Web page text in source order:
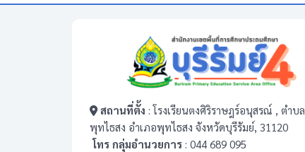
สถานที่ตั้ง : โรงเรียนตงศิริราษฎร์อนุสรณ์ , ตำบล
พุทไธสง อำเภอพุทไธสง จังหวัดบุรีรัมย์, 31120
โทร กลุ่มอำนวยการ : 044 689 095